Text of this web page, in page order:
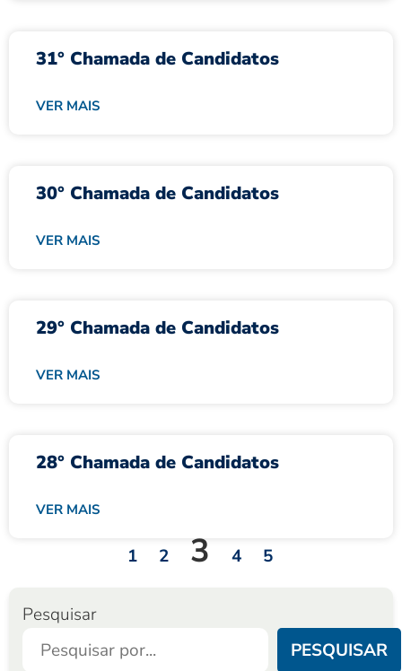
31° Chamada de Candidatos
VER MAIS
30° Chamada de Candidatos
VER MAIS
29° Chamada de Candidatos
VER MAIS
28° Chamada de Candidatos
VER MAIS
1 2 3 4 5
Pesquisar
PESQUISAR